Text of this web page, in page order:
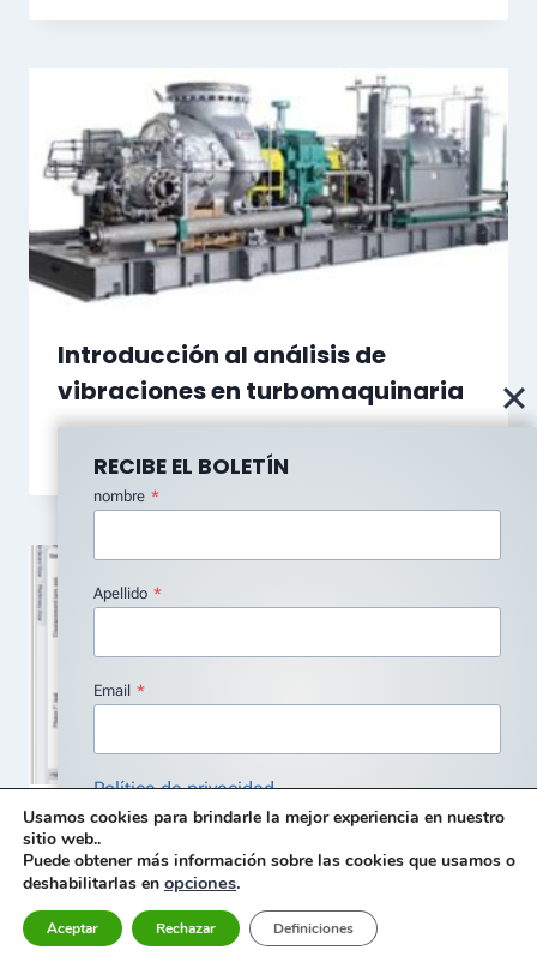
Introducción al análisis de
vibraciones en turbomaquinaria
Turbomaquinaria y Bodé
Por Carlos Aroeira 30 March, 2026
RECIBE EL BOLETÍN
nombre *
Apellido *
Email *
Política de privacidad
Estoy de acuerdo con la Política de Privacidad *
Suscribir
Usamos cookies para brindarle la mejor experiencia en nuestro
sitio web..
Puede obtener más información sobre las cookies que usamos o
deshabilitarlas en opciones.
Aceptar Rechazar Definiciones